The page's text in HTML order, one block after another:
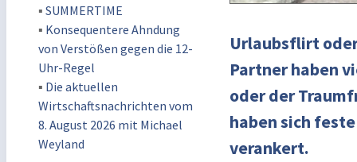
▪ SUMMERTIME
▪ Konsequentere Ahndung
von Verstößen gegen die 12-
Uhr-Regel
▪ Die aktuellen
Wirtschaftsnachrichten vom
8. August 2026 mit Michael
Weyland
Urlaubsflirt
Partner haben
oder der
haben sich
verankert.